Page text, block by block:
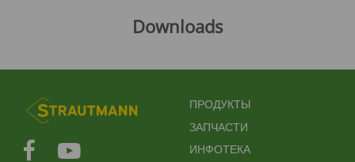
Downloads
FUSSBEREICHSMENÜ
ПРОДУКТЫ
ЗАПЧАСТИ
ИНФОТЕКА